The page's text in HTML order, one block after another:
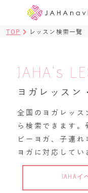
TOP レッスン検索一覧
JAHA's
ヨガレッスン
全国のヨガレッス
ら検索できます
ビーヨガ、子連
ヨガに対応してい
JAHAイ